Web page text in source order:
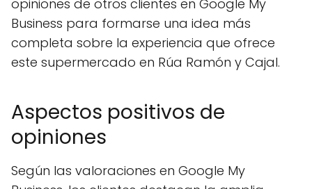
opiniones de otros clientes en Google My
Business para formarse una idea más
completa sobre la experiencia que ofrece
este supermercado en Rúa Ramón y Cajal.
Aspectos positivos de
opiniones
Según las valoraciones en Google My